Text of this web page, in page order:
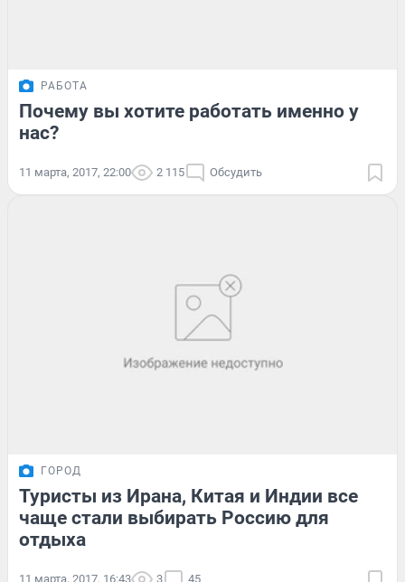
РАБОТА
Почему вы хотите работать именно у
нас?
11 марта, 2017, 22:00 2 115 Обсудить
ГОРОД
Туристы из Ирана, Китая и Индии все
чаще стали выбирать Россию для
отдыха
11 марта, 2017, 16:43 3 45